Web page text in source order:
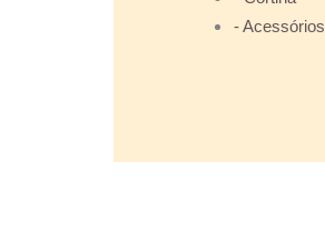
- Acessórios